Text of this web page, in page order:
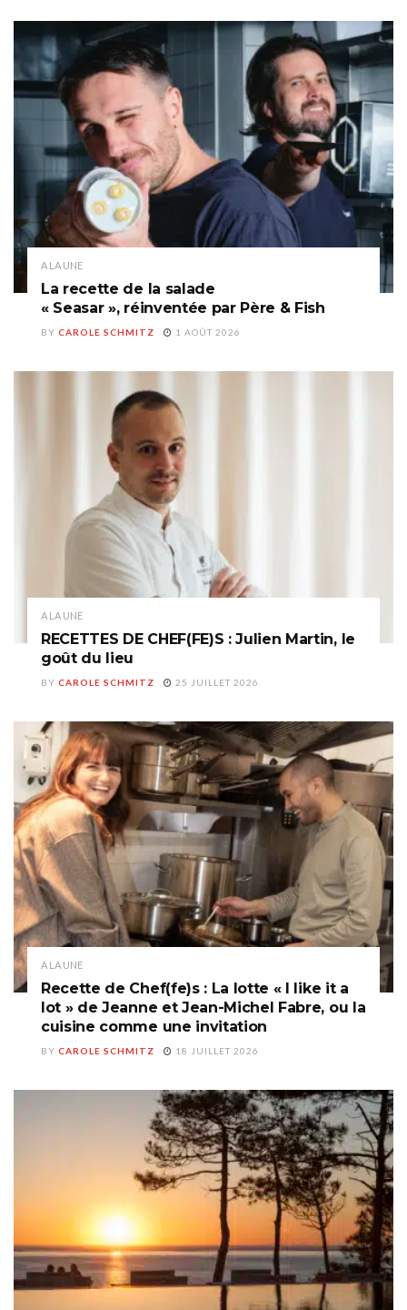
A LA UNE
La recette de la salade
« Seasar », réinventée par Père & Fish
BY CAROLE SCHMITZ 1 AOÛT 2026
A LA UNE
RECETTES DE CHEF(FE)S : Julien Martin, le
goût du lieu
BY CAROLE SCHMITZ 25 JUILLET 2026
A LA UNE
Recette de Chef(fe)s : La lotte « I like it a
lot » de Jeanne et Jean-Michel Fabre, ou la
cuisine comme une invitation
BY CAROLE SCHMITZ 18 JUILLET 2026